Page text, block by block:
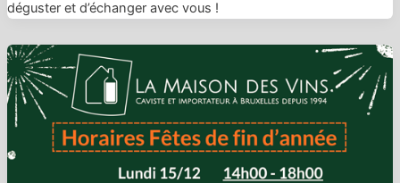
déguster et d’échanger avec vous !